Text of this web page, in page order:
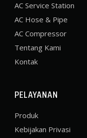
AC Service Station
AC Hose & Pipe
AC Compressor
Tentang Kami
Kontak
PELAYANAN
Produk
Kebijakan Privasi